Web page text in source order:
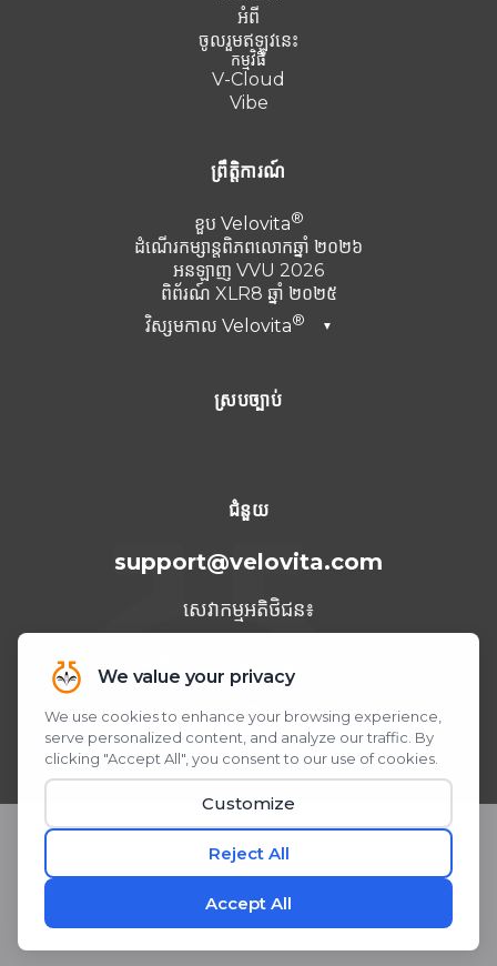
អំពី
ចូលរួមឥឡូវនេះ
កម្មវិធី
V-Cloud
Vibe
ព្រឹត្តិការណ៍
ខួប Velovita
ដំណើរកម្សាន្តពិភពលោកឆ្នាំ ២០២៦
អនឡាញ VVU 2026
ពិព័រណ៍ XLR8 ឆ្នាំ ២០២៥
វិស្សមកាល Velovita ▼
តួកគី 2025
ស្របច្បាប់
ជំនួយ
support@velovita.com
សេវាកម្មអតិថិជន៖
អាចប្រើបាន ក្នុងមួយថ្ងៃ 7 ថ្ងៃក្នុងមួយសប្តាហ៍
ត្រូវការជំនួយ? យើងនៅលើ WhatsApp!
ស្កេន ឬចុច QR Code
© 2026 Velovita® Inc. រក្សាសិទ្ធិគ្រប់យ៉ាង។
នៅឡើយទេ។ ផលិតផលនេះមិនមានបំណងធ្វើរោគវិនិច្ឆ័យ ព្យាបាល ឬការពារជំងឺណាមួយ